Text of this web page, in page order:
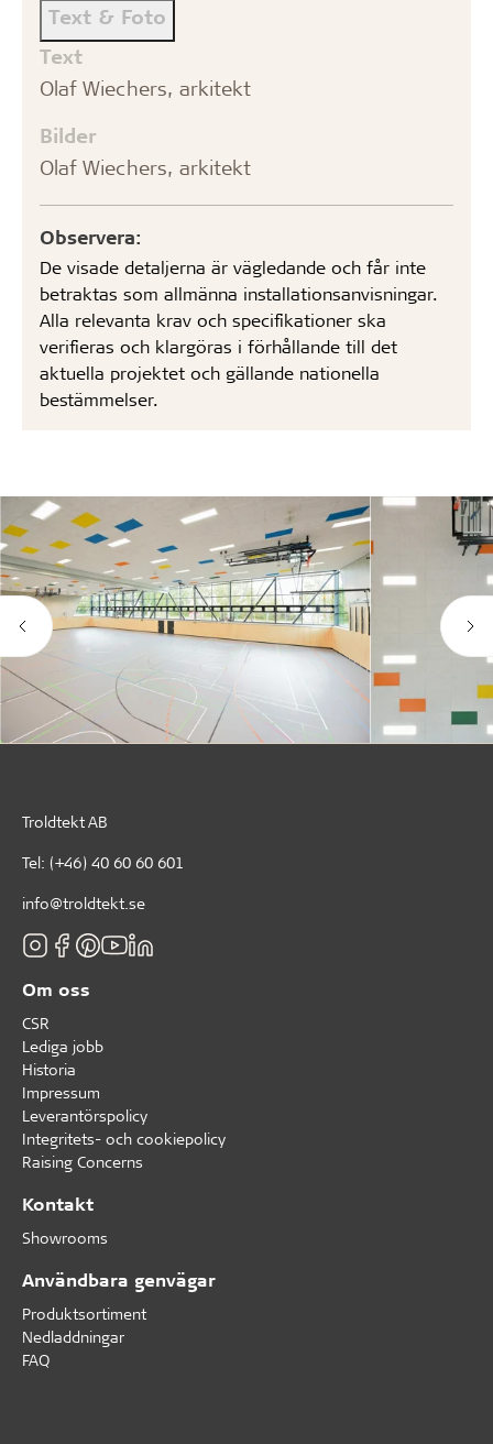
Text & Foto
Text
Olaf Wiechers, arkitekt
Bilder
Olaf Wiechers, arkitekt
Observera:
De visade detaljerna är vägledande och får inte
betraktas som allmänna installationsanvisningar.
Alla relevanta krav och specifikationer ska
verifieras och klargöras i förhållande till det
aktuella projektet och gällande nationella
bestämmelser.
Troldtekt AB
Tel: (+46) 40 60 60 601
info@troldtekt.se
Om oss
CSR
Lediga jobb
Historia
Impressum
Leverantörspolicy
Integritets- och cookiepolicy
Raising Concerns
Kontakt
Showrooms
Användbara genvägar
Produktsortiment
Nedladdningar
FAQ